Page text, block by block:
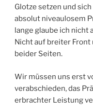
Glotze setzen und
absolut niveaulosem
lange glaube ich nicht
Nicht auf breiter Front
beider Seiten.
Wir müssen uns erst
verabschieden, das
erbrachter Leistung